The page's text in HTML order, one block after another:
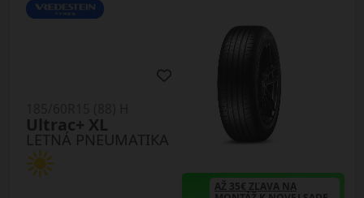
LETNÁ PNEUMATIKA
Ultrac+ XL
AŽ 35€ ZĽAVA NA